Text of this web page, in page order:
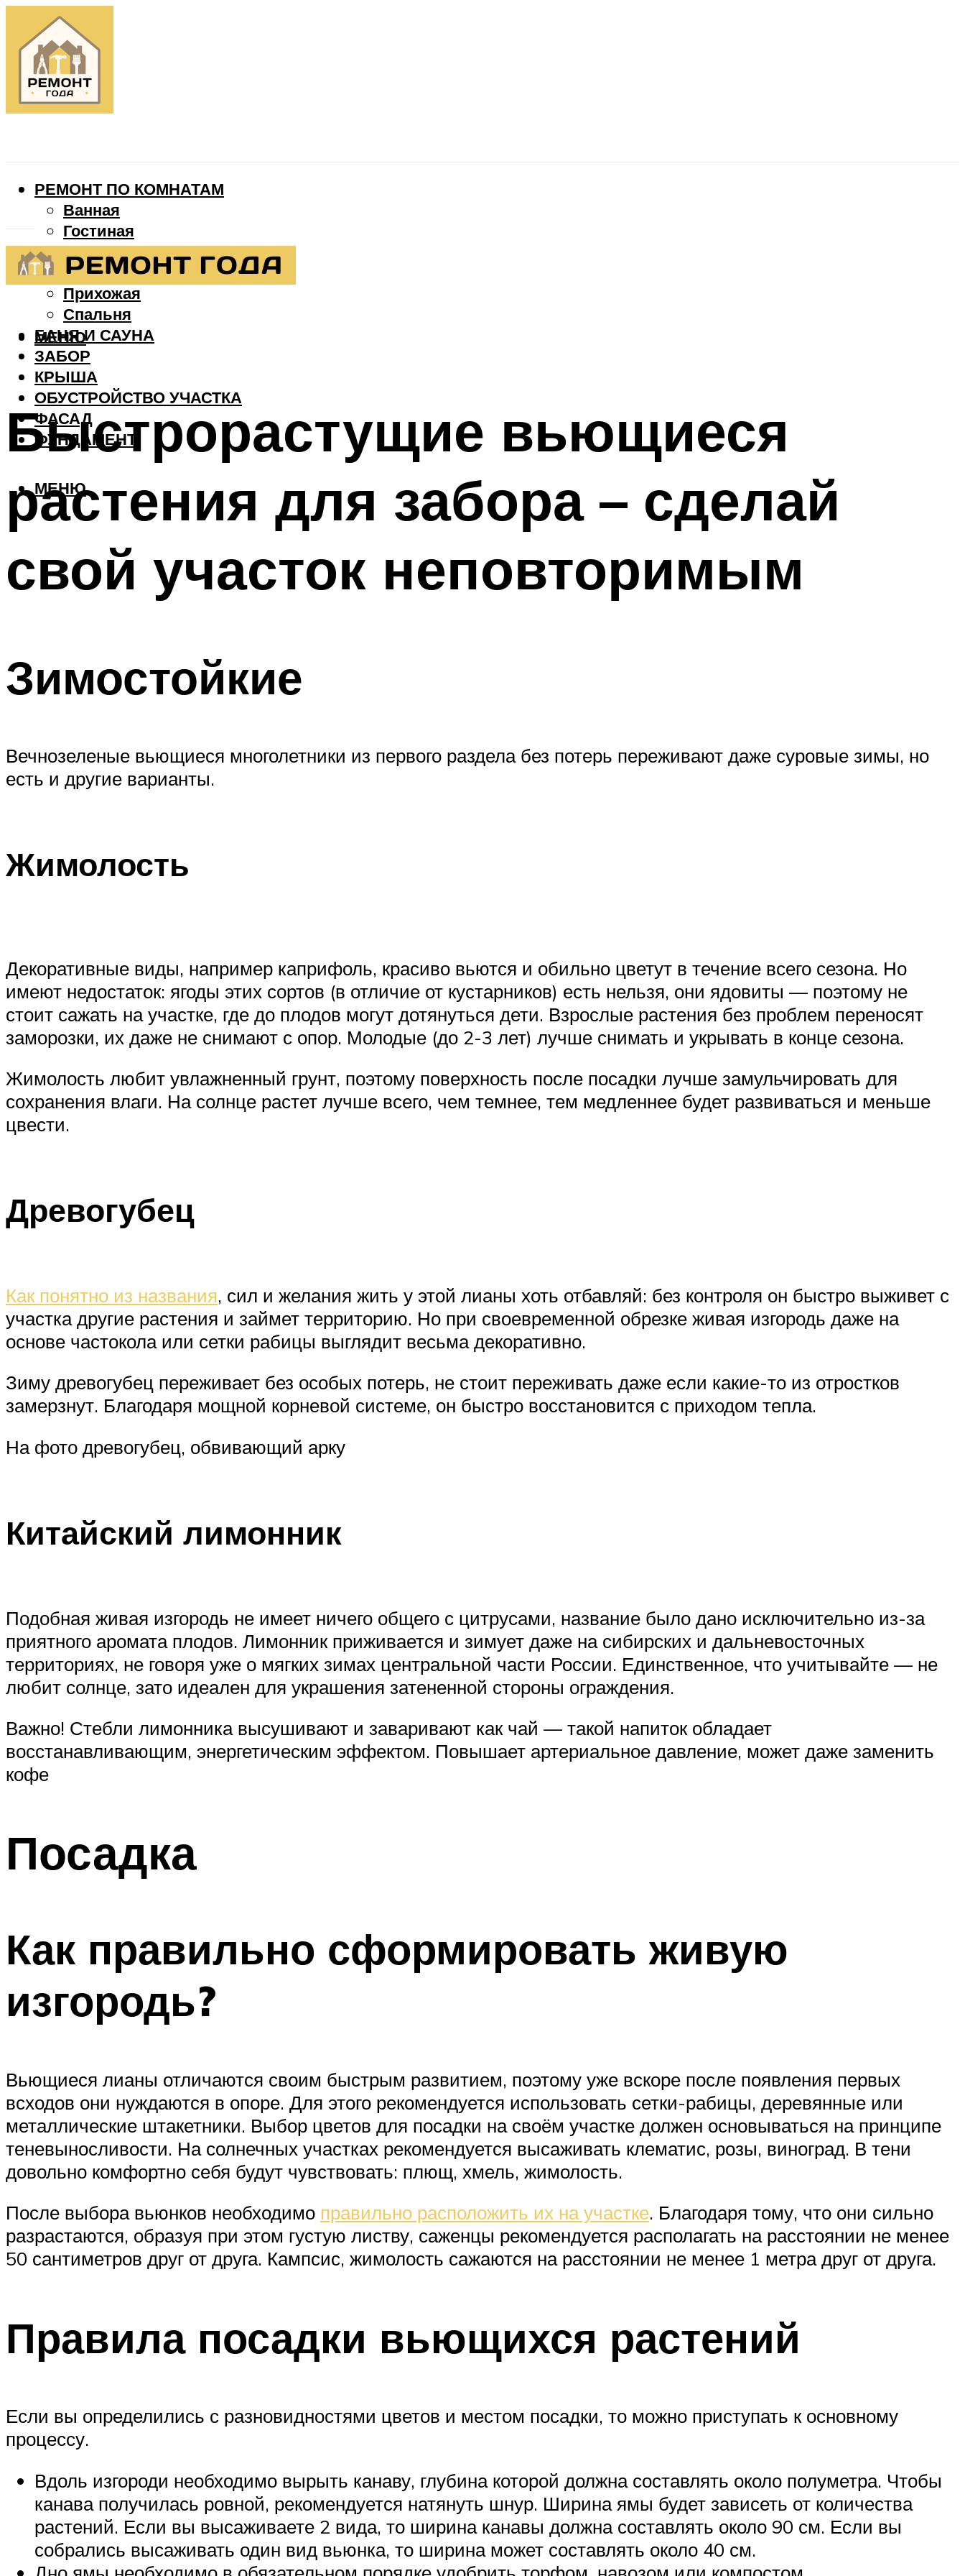
РЕМОНТ ПО КОМНАТАМ
Ванная
Гостиная
Детская
Кухня
Прихожая
Спальня
БАНЯ И САУНА
ЗАБОР
КРЫША
ОБУСТРОЙСТВО УЧАСТКА
ФАСАД
ФУНДАМЕНТ
МЕНЮ
МЕНЮ
Быстрорастущие вьющиеся
растения для забора – сделай
свой участок неповторимым
Зимостойкие
Вечнозеленые вьющиеся многолетники из первого раздела без потерь переживают даже суровые зимы, но
есть и другие варианты.
Жимолость
Декоративные виды, например каприфоль, красиво вьются и обильно цветут в течение всего сезона. Но
имеют недостаток: ягоды этих сортов (в отличие от кустарников) есть нельзя, они ядовиты — поэтому не
стоит сажать на участке, где до плодов могут дотянуться дети. Взрослые растения без проблем переносят
заморозки, их даже не снимают с опор. Молодые (до 2-3 лет) лучше снимать и укрывать в конце сезона.
Жимолость любит увлажненный грунт, поэтому поверхность после посадки лучше замульчировать для
сохранения влаги. На солнце растет лучше всего, чем темнее, тем медленнее будет развиваться и меньше
цвести.
Древогубец
Как понятно из названия, сил и желания жить у этой лианы хоть отбавляй: без контроля он быстро выживет с
участка другие растения и займет территорию. Но при своевременной обрезке живая изгородь даже на
основе частокола или сетки рабицы выглядит весьма декоративно.
Зиму древогубец переживает без особых потерь, не стоит переживать даже если какие-то из отростков
замерзнут. Благодаря мощной корневой системе, он быстро восстановится с приходом тепла.
На фото древогубец, обвивающий арку
Китайский лимонник
Подобная живая изгородь не имеет ничего общего с цитрусами, название было дано исключительно из-за
приятного аромата плодов. Лимонник приживается и зимует даже на сибирских и дальневосточных
территориях, не говоря уже о мягких зимах центральной части России. Единственное, что учитывайте — не
любит солнце, зато идеален для украшения затененной стороны ограждения.
Важно! Стебли лимонника высушивают и заваривают как чай — такой напиток обладает
восстанавливающим, энергетическим эффектом. Повышает артериальное давление, может даже заменить
кофе
Посадка
Как правильно сформировать живую
изгородь?
Вьющиеся лианы отличаются своим быстрым развитием, поэтому уже вскоре после появления первых
всходов они нуждаются в опоре. Для этого рекомендуется использовать сетки-рабицы, деревянные или
металлические штакетники. Выбор цветов для посадки на своём участке должен основываться на принципе
теневыносливости. На солнечных участках рекомендуется высаживать клематис, розы, виноград. В тени
довольно комфортно себя будут чувствовать: плющ, хмель, жимолость.
После выбора вьюнков необходимо правильно расположить их на участке. Благодаря тому, что они сильно
разрастаются, образуя при этом густую листву, саженцы рекомендуется располагать на расстоянии не менее
50 сантиметров друг от друга. Кампсис, жимолость сажаются на расстоянии не менее 1 метра друг от друга.
Правила посадки вьющихся растений
Если вы определились с разновидностями цветов и местом посадки, то можно приступать к основному
процессу.
Вдоль изгороди необходимо вырыть канаву, глубина которой должна составлять около полуметра. Чтобы
канава получилась ровной, рекомендуется натянуть шнур. Ширина ямы будет зависеть от количества
растений. Если вы высаживаете 2 вида, то ширина канавы должна составлять около 90 см. Если вы
собрались высаживать один вид вьюнка, то ширина может составлять около 40 см.